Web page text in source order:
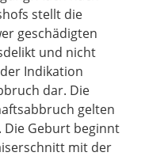
stellt die
geschädigten
und nicht
Indikation
dar. Die
gelten
Die Geburt beginnt
mit der